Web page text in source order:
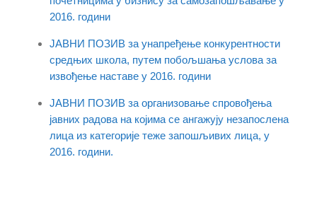
2016. години
ЈАВНИ ПОЗИВ за унапређење конкурентности
средњих школа, путем побољшања услова за
извођење наставе у 2016. години
ЈАВНИ ПОЗИВ за организовање спровођења
јавних радова на којима се ангажују незапослена
лица из категорије теже запошљивих лица, у
2016. години.